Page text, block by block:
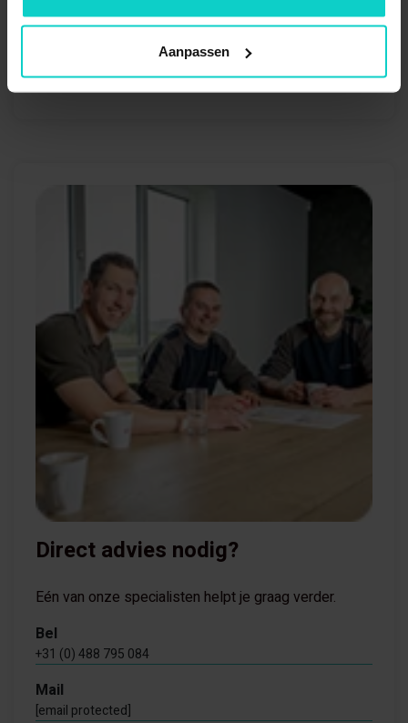
Aanpassen
32xVersteviging diepte Kimer
grootvak 790mm voor B-
80
Direct advies nodig?
Eén van onze specialisten helpt je graag verder.
Bel
+31 (0) 488 795 084
Mail
[email protected]